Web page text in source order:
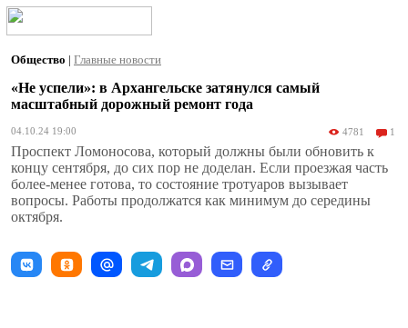
Общество | Главные новости
«Не успели»: в Архангельске затянулся самый
масштабный дорожный ремонт года
04.10.24 19:00 4781 1
Проспект Ломоносова, который должны были обновить к
концу сентября, до сих пор не доделан. Если проезжая часть
более-менее готова, то состояние тротуаров вызывает
вопросы. Работы продолжатся как минимум до середины
октября.